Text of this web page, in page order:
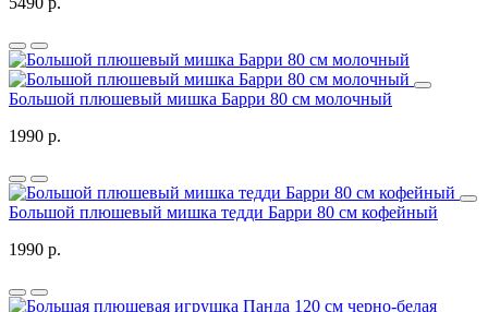
Большой плюшевый мишка Барри 80 см молочный
1990 р.
Большой плюшевый мишка тедди Барри 80 см кофейный
1990 р.